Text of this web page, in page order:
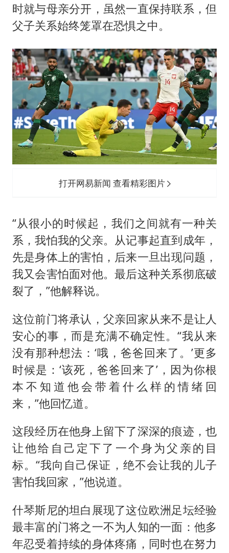
时就与母亲分开，虽然一直保持联系，但
父子关系始终笼罩在恐惧之中。
打开网易新闻 查看精彩图片
“从很小的时候起，我们之间就有一种关
系，我怕我的父亲。从记事起直到成年，
先是身体上的害怕，后来一旦出现问题，
我又会害怕面对他。最后这种关系彻底破
裂了，”他解释说。
这位前门将承认，父亲回家从来不是让人
安心的事，而是充满不确定性。“我从来
没有那种想法：‘哦，爸爸回来了。’更多
时候是：‘该死，爸爸回来了’，因为你根
本不知道他会带着什么样的情绪回
来，”他回忆道。
这段经历在他身上留下了深深的痕迹，也
让他给自己定下了一个身为父亲的目
标。“我向自己保证，绝不会让我的儿子
害怕我回家，”他说道。
什琴斯尼的坦白展现了这位欧洲足坛经验
最丰富的门将之一不为人知的一面：他多
年忍受着持续的身体疼痛，同时也在努力